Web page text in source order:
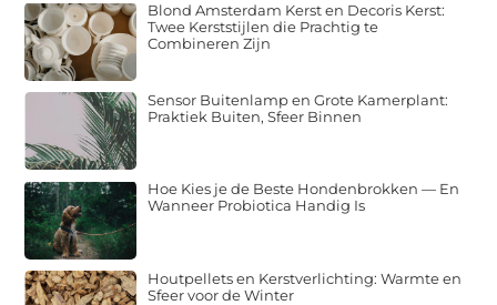
Blond Amsterdam Kerst en Decoris Kerst:
Twee Kerststijlen die Prachtig te
Combineren Zijn
Sensor Buitenlamp en Grote Kamerplant:
Praktiek Buiten, Sfeer Binnen
Hoe Kies je de Beste Hondenbrokken — En
Wanneer Probiotica Handig Is
Houtpellets en Kerstverlichting: Warmte en
Sfeer voor de Winter